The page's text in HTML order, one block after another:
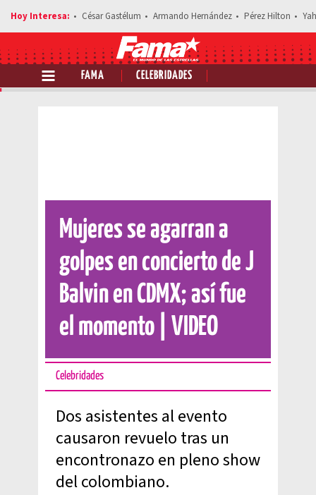
César Gastélum Armando Hernández Pérez Hilton
FAMA CELEBRIDADES
Comparte esta noticia
Mujeres se agarran a
golpes en concierto de J
Balvin en CDMX; así fue
el momento | VIDEO
Celebridades
Dos asistentes al evento
causaron revuelo tras un
encontronazo en pleno show
del colombiano.